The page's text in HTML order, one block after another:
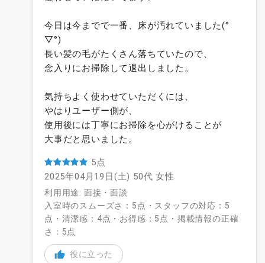
今日は今までで一番、床が汚れていました(°
▽°)
長い髪の毛がたくさん落ちていたので、
念入りにお掃除して退出しました。
気持ちよく使わせていただくには、
やはりユーザー側が、
使用後には丁寧にお掃除を心がけることが
大事だと思いました。
5点
2025年04月19日(土) 50代 女性
利用用途: 面接・面談
入室時のスムーズさ：5点・スタッフの対応：5
点・清潔感：4点・お得感：5点・掲載情報の正確
さ：5点
役に立った